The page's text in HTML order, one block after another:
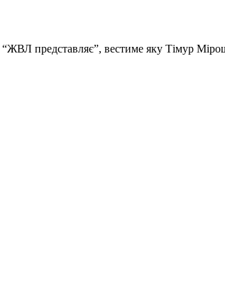
“ЖВЛ представляє”, вестиме яку Тімур